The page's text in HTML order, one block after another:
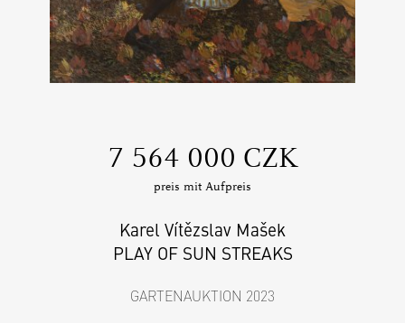
‍7 564 000 CZK
preis mit Aufpreis
Karel Vítězslav Mašek
PLAY OF SUN STREAKS
GARTENAUKTION 2023